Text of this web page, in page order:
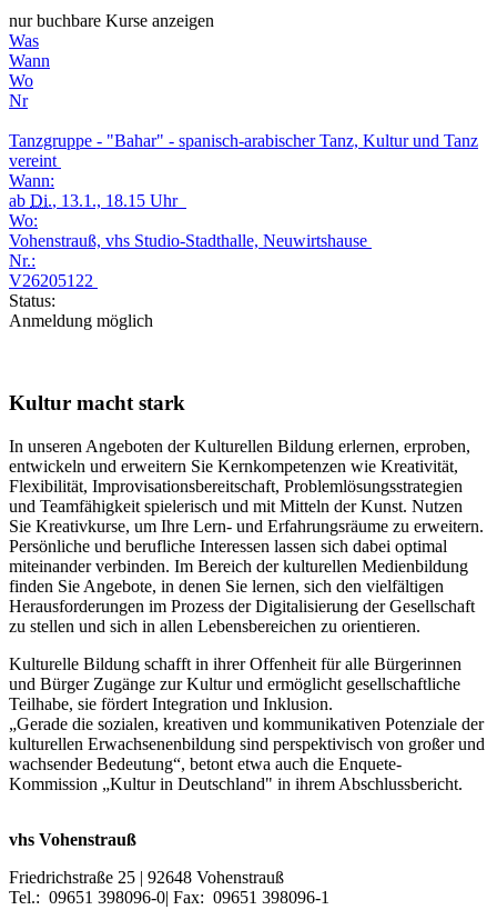
nur buchbare Kurse anzeigen
Was
Wann
Wo
Nr
Tanzgruppe - "Bahar" - spanisch-arabischer Tanz, Kultur und Tanz
vereint
Wann:
ab Di., 13.1., 18.15 Uhr
Wo:
Vohenstrauß, vhs Studio-Stadthalle, Neuwirtshause
Nr.:
V26205122
Status:
Anmeldung möglich
Kultur macht stark
In unseren Angeboten der Kulturellen Bildung erlernen, erproben,
entwickeln und erweitern Sie Kernkompetenzen wie Kreativität,
Flexibilität, Improvisationsbereitschaft, Problemlösungsstrategien
und Teamfähigkeit spielerisch und mit Mitteln der Kunst. Nutzen
Sie Kreativkurse, um Ihre Lern- und Erfahrungsräume zu erweitern.
Persönliche und berufliche Interessen lassen sich dabei optimal
miteinander verbinden. Im Bereich der kulturellen Medienbildung
finden Sie Angebote, in denen Sie lernen, sich den vielfältigen
Herausforderungen im Prozess der Digitalisierung der Gesellschaft
zu stellen und sich in allen Lebensbereichen zu orientieren.
Kulturelle Bildung schafft in ihrer Offenheit für alle Bürgerinnen
und Bürger Zugänge zur Kultur und ermöglicht gesellschaftliche
Teilhabe, sie fördert Integration und Inklusion.
„Gerade die sozialen, kreativen und kommunikativen Potenziale der
kulturellen Erwachsenenbildung sind perspektivisch von großer und
wachsender Bedeutung“, betont etwa auch die Enquete-
Kommission „Kultur in Deutschland" in ihrem Abschlussbericht.
vhs Vohenstrauß
Friedrichstraße 25 | 92648 Vohenstrauß
Tel.: 09651 398096-0| Fax: 09651 398096-1